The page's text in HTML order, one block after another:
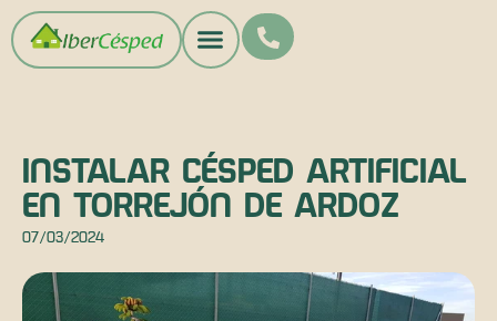
INSTALAR CÉSPED ARTIFICIAL
EN TORREJÓN DE ARDOZ
07/03/2024